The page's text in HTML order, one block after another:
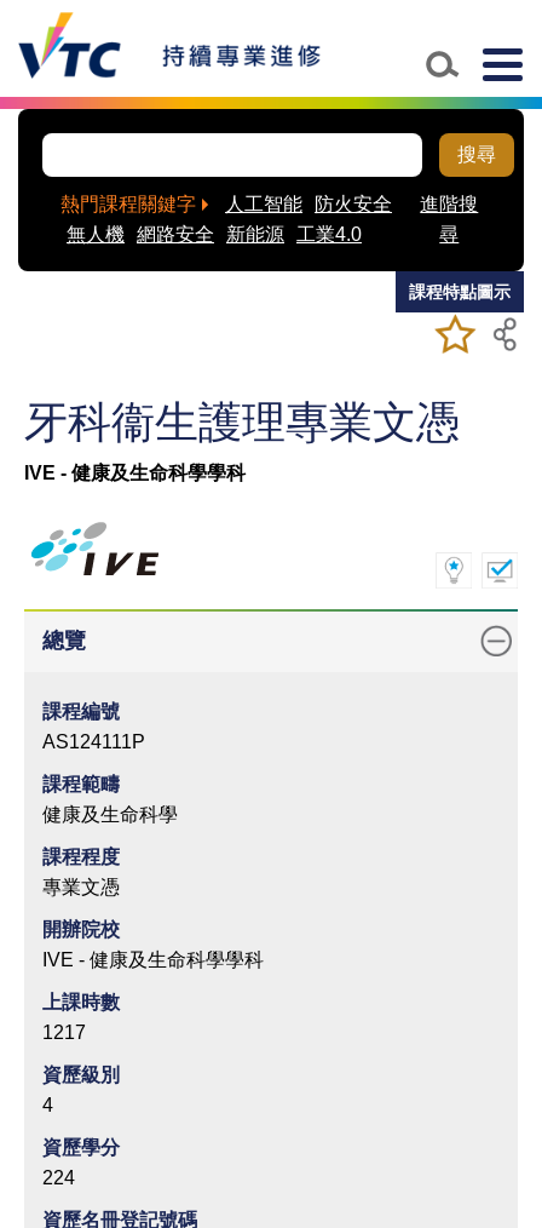
Skip to main content
搜尋
熱門課程關鍵字 人工智能
防火安全
無人機 網路安全 新能源 工業4.0
進階搜
尋
加入/移除
我喜愛的
儲存課程
牙科衞生護理專業文憑
IVE - 健康及生命科學學科
總覽
課程編號
AS124111P
課程範疇
健康及生命科學
課程程度
專業文憑
開辦院校
IVE - 健康及生命科學學科
上課時數
1217
資歷級別
4
資歷學分
224
資歷名冊登記號碼
課程特點圖示